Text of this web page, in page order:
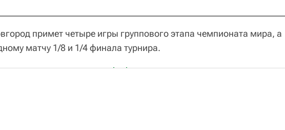
примет четыре игры группового этапа чемпионата мира, а
матчу 1/8 и 1/4 финала турнира.